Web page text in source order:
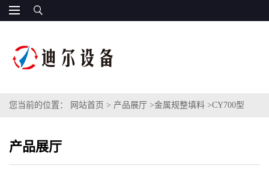
您当前的位置： 网站首页 > 产品展厅 >金属规整填料 >CY700型
料
产品展厅